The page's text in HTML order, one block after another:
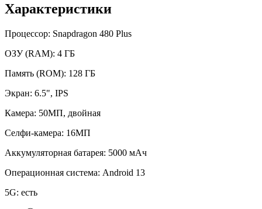
Характеристики
Процессор: Snapdragon 480 Plus
ОЗУ (RAM): 4 ГБ
Память (ROM): 128 ГБ
Экран: 6.5", IPS
Камера: 50МП, двойная
Селфи-камера: 16МП
Аккумуляторная батарея: 5000 мАч
Операционная система: Android 13
5G: есть